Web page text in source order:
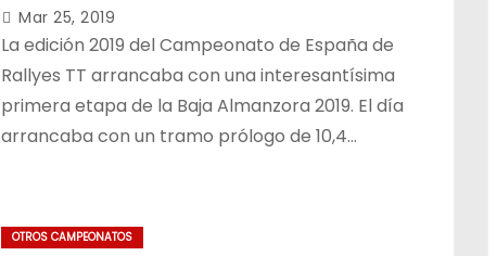
Mar 25, 2019
La edición 2019 del Campeonato de España de
Rallyes TT arrancaba con una interesantísima
primera etapa de la Baja Almanzora 2019. El día
arrancaba con un tramo prólogo de 10,4…
OTROS CAMPEONATOS